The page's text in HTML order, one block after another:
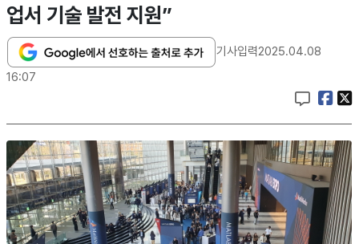
업서 기술 발전 지원”
기사입력2025.04.08
16:07